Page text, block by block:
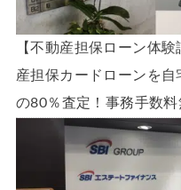
【不動産担保ローン体
産担保カードローンを
の80％査定！事務手数